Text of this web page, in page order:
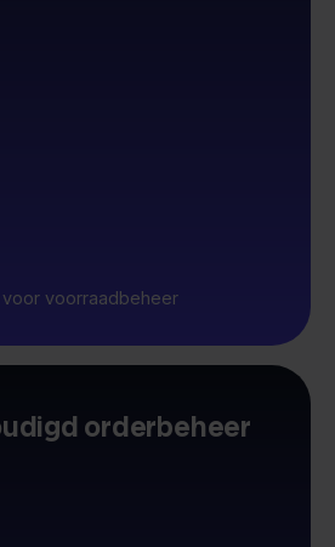
voor voorraadbeheer
orderbeheer